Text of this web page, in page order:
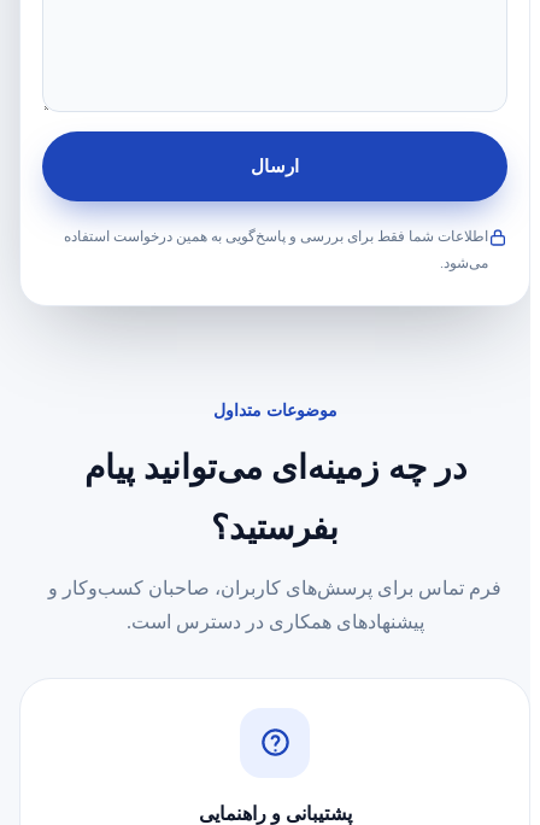
ارسال
اطلاعات شما فقط برای بررسی و پاسخ‌گویی به همین درخواست استفاده
می‌شود.
موضوعات متداول
در چه زمینه‌ای می‌توانید پیام
بفرستید؟
فرم تماس برای پرسش‌های کاربران، صاحبان کسب‌وکار و
پیشنهادهای همکاری در دسترس است.
پشتیبانی و راهنمایی